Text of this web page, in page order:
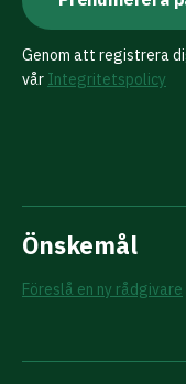
Genom att registrera
vår Integritetspolicy
Önskemål
Föreslå en ny rådgivare